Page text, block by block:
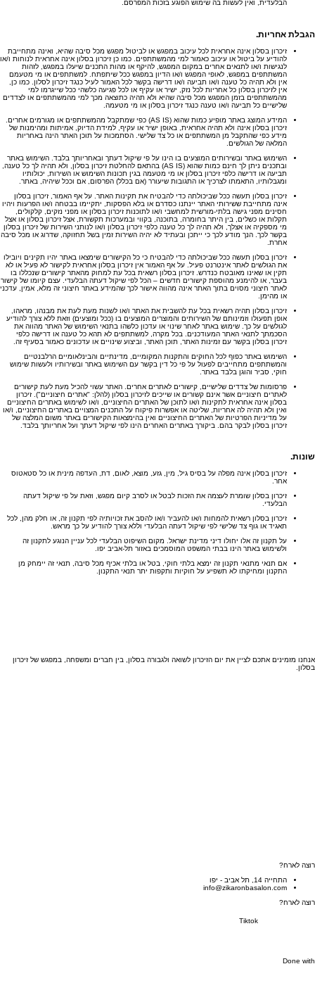
הבלעדית, ואין לעשות בה שימוש הפוגע בזכות המפרסם.
הגבלת אחריות.
זיכרון בסלון אינה אחראית לכל עיכוב במפגש או לביטול מפגש מכל סיבה שהיא, ואינה מתחייבת
להודיע על ביטול או עיכוב כאמור למי מהמשתתפים. כמו כן זיכרון בסלון אינה אחראית לנוחות ו/או
לנגישות ו/או לתנאים אחרים במקום המפגש, להיקף או מהות התכנים שיעלו במפגש, לזהות
המשתתפים במפגש, לאופי המפגש ו/או הדיון במפגש ככל שיתפתח. למשתתפים או מי מטעמם
אין ולא תהיה כל טענה ו/או תביעה ו/או דרישה בקשר לכל האמור לעיל כנגד זיכרון לסלון. כמו כן,
אין לזיכרון בסלון כל אחריות לכל נזק, ישיר או עקיף או לכל פגיעה כלשהי ככל שייגרמו למי
מהמשתתפים בזמן המפגש מכל סיבה שהיא ולא תהיה כתוצאה מכך למי מהמשתתפים או לצדדים
שלישיים כל תביעה ו/או טענה כנגד זיכרון בסלון או מי מטעמה.
המידע המוצג באתר מופיע כמות שהוא (AS IS) כפי שמתקבל מהמשתתפים או מגורמים אחרים.
זיכרון בסלון אינה ולא תהיה אחראית, באופן ישיר או עקיף, למידת הדיוק, אמיתות ומהימנות של
מידע כפי שהתקבל מן המשתתפים או כל צד שלישי. הסתמכות על תוכן האתר הינה באחריות
המלאה של הגולשים.
השימוש באתר ובשירותים המוצעים בו הינו על פי שיקול דעתך ובאחריותך בלבד. השימוש באתר
ובתכנים ניתן לך חינם כמות שהוא (AS IS) בהתאם להחלטת זיכרון בסלון, ולא תהיה לך כל טענה,
תביעה או דרישה כלפי זיכרון בסלון או מי מטעמה בגין תכונות השימוש או השירות, יכולותיו
ומגבלותיו, התאמתו לצרכיך או התגובות שיעורר (אם בכלל) הפרסום, אם וככל שיהיה, באתר.
זיכרון בסלון תעשה ככל שביכולתה כדי להבטיח את תקינות האתר. על אף האמור, זיכרון בסלון
אינה מתחייבת ששירותי האתר יינתנו כסדרם או בלא הפסקות, יתקיימו בבטחה ו/או הפרעות ויהיו
חסינים מפני גישה בלתי-מורשית למחשבי ו/או לתוכנות זיכרון בסלון או מפני נזקים, קלקולים,
תקלות או כשלים, בין היתר בחומרה, בתוכנה, בקווי ובמערכות תקשורת, אצל זיכרון בסלון או אצל
מי מספקיה או אצלך, ולא תהיה לך כל טענה כלפי זיכרון בסלון ו/או לנותני השירות של זיכרון בסלון
בקשר לכך. הנך מודע לכך כי ייתכן ובעתיד לא יהיה השירות זמין בשל תחזוקה, שדרוג או מכל סיבה
אחרת.
זיכרון בסלון תעשה ככל שביכולתה כדי להבטיח כי כל הקישורים שימצאו באתר יהיו תקינים ויובילו
את הגולשים לאתר אינטרנט פעיל. על אף האמור אין זיכרון בסלון אחראית לקישור לא פעיל או לא
תקין או שאינו מאובטח כנדרש. זיכרון בסלון רשאית בכל עת למחוק מהאתר קישורים שנכללו בו
בעבר, או להימנע מהוספת קישורים חדשים – הכל לפי שיקול דעתה הבלעדי. עצם קיומו של קישור
לאתר חיצוני מסוים בתוך האתר אינה מהווה אישור לכך שהמידע באתר חיצוני זה מלא, אמין, עדכני
או מהימן.
זיכרון בסלון תהיה רשאית בכל עת להשבית את האתר ו/או לשנות מעת לעת את מבנהו, מראהו,
אופן תפעולו וזמינותם של השירותים והמוצרים המוצעים בו (ככל ומוצעים) וזאת ללא צורך להודיע
לגולשים על כך. שימוש באתר לאחר שינוי או עדכון כלשהו בתנאי השימוש של האתר מהווה את
הסכמתך לתנאי האתר המעודכנים. בכל מקרה, למשתתפים לא תהא כל טענה או דרישה כלפי
זיכרון בסלון בקשר עם זמינות האתר, תוכן האתר, וביצוע שינויים או עדכונים כאמור בסעיף זה.
השימוש באתר כפוף לכל החוקים והתקנות המקומיים, מדינתיים והבינלאומיים הרלבנטיים
והמשתתפים מתחייבים לפעול על פי כל דין בקשר עם השימוש באתר ובשירותיו ולעשות שימוש
חוקי, סביר והוגן בלבד באתר.
פרסומות של צדדים שלישיים, קישורים לאתרים אחרים. האתר עשוי להכיל מעת לעת קישורים
לאתרים חיצוניים אשר אינם קשורים או שייכים לזיכרון בסלון (להלן: "אתרים חיצוניים"). זיכרון
בסלון אינה אחראית לתקינות ו/או לתוכן של האתרים החיצוניים, ו/או לשימוש באתרים החיצוניים
ואין ולא תהיה לה אחריות, שליטה או אפשרות פיקוח על התכנים המצויים באתרים החיצוניים, ו/או
על מדיניות הפרטיות של האתרים החיצוניים ואין בהימצאות הקישורים באתר משום המלצה של
זיכרון בסלון לבקר בהם. ביקורך באתרים האחרים הינו לפי שיקול דעתך ועל אחריותך בלבד.
שונות.
זיכרון בסלון אינה מפלה על בסיס גיל, מין, גזע, מוצא, לאום, דת, העדפה מינית או כל סטאטוס
אחר.
זיכרון בסלון שומרת לעצמה את הזכות לבטל או לסרב קיום מפגש, וזאת על פי שיקול דעתה
הבלעדי.
זיכרון בסלון רשאית להמחות ו/או להעביר ו/או להסב את זכויותיה לפי תקנון זה, או חלק מהן, לכל
תאגיד או גוף צד שלישי לפי שיקול דעתה הבלעדי וללא צורך להודיע על כך מראש.
על תקנון זה אלו יחולו דיני מדינת ישראל. מקום השיפוט הבלעדי לכל עניין הנוגע לתקנון זה
ולשימוש באתר הינו בבתי המשפט המוסמכים באזור תל-אביב יפו.
אם תנאי מתנאי תקנון זה ימצא בלתי חוקי, בטל או בלתי אכיף מכל סיבה, תנאי זה יימחק מן
התקנון ומחיקתו לא תשפיע על חוקיות ותקפות יתר תנאי התקנון.
אנחנו מזמינים אתכם לציין את יום הזיכרון לשואה ולגבורה בסלון, בין חברים ומשפחה, במפגש של זיכרון
בסלון.
רוצה לארח?
התחייה 14, תל אביב - יפו
info@zikaronbasalon.com
רוצה לארח?
Tiktok
Done with